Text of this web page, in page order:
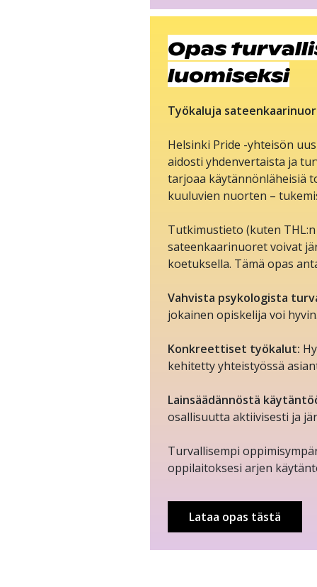
Opas
luomiseksi
Työkaluja
Helsinki Pride -yhteisön
aidosti yhdenvertaista ja
tarjoaa käytännönläheisiä
kuuluvien nuorten –
Tutkimustieto (kuten
sateenkaarinuoret voivat
koetuksella. Tämä opas
Vahvista psykologista
jokainen opiskelija voi
Konkreettiset työkalut:
kehitetty yhteistyössä
Lainsäädännöstä
osallisuutta aktiivisesti ja
Turvallisempi
oppilaitoksesi arjen
Lataa opas tästä